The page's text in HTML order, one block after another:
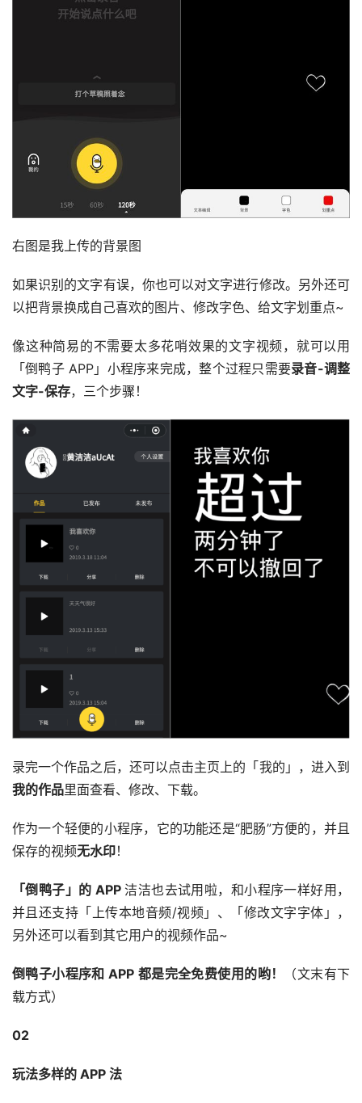
右图是我上传的背景图
如果识别的文字有误，你也可以对文字进行修改。另外还可
以把背景换成自己喜欢的图片、修改字色、给文字划重点~
像这种简易的不需要太多花哨效果的文字视频，就可以用
「倒鸭子 APP」小程序来完成，整个过程只需要录音-调整
文字-保存，三个步骤！
录完一个作品之后，还可以点击主页上的「我的」，进入到
我的作品里面查看、修改、下载。
作为一个轻便的小程序，它的功能还是“肥肠”方便的，并且
保存的视频无水印！
「倒鸭子」的 APP 洁洁也去试用啦，和小程序一样好用，
并且还支持「上传本地音频/视频」、「修改文字字体」，
另外还可以看到其它用户的视频作品~
倒鸭子小程序和 APP 都是完全免费使用的哟！
（文末有下
载方式）
02
玩法多样的 APP 法